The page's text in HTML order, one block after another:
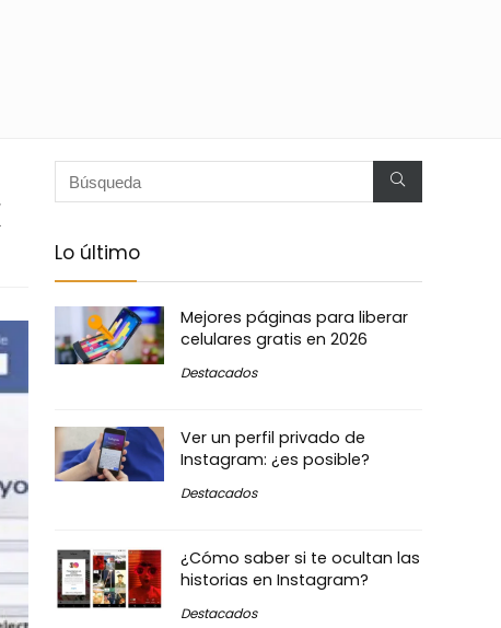
Lo último
Mejores páginas para liberar
celulares gratis en 2026
Destacados
Ver un perfil privado de
Instagram: ¿es posible?
Destacados
¿Cómo saber si te ocultan las
historias en Instagram?
Destacados